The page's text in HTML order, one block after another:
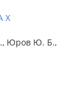
Х
Юров Ю. Б.,